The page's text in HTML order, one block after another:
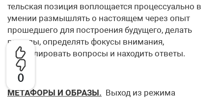
0
тельская позиция воплощается процессуально в
умении размыш­лять о настоящем через опыт
прошедшего для построения будуще­го, делать
выводы, определять фокусы внимания,
формулировать вопросы и находить ответы.
МЕТАФОРЫ И ОБРАЗЫ. Выход из режима